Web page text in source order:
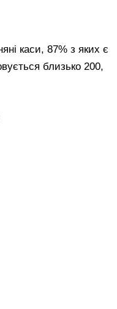
каси, 87% з яких є
близько 200,